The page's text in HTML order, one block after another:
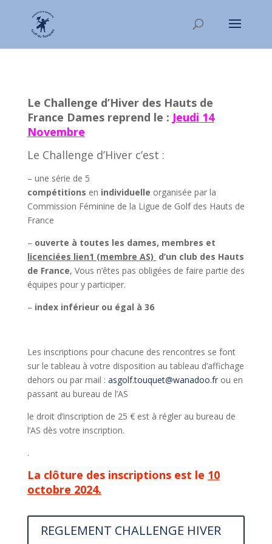
Le Challenge d’Hiver des Hauts de
France Dames reprend le : Jeudi 14
Novembre
Le Challenge d’Hiver c’est :
– une série de 5
compétitions en individuelle organisée par la
Commission Féminine de la Ligue de Golf des Hauts de
France
– ouverte à toutes les dames, membres et
licenciées lien1 (membre AS) d’un club des Hauts
de France, Vous n’êtes pas obligées de faire partie des
équipes pour y participer.
– index inférieur ou égal à 36
Les inscriptions pour chacune des rencontres se font
sur le tableau à votre disposition au tableau d’affichage
dehors ou par mail : asgolf.touquet@wanadoo.frou en
passant au bureau de l’AS
le droit d’inscription de 25 € est à régler au bureau de
l’AS dès votre inscription.
.
La clôture des inscriptions est le 10
octobre 2024.
REGLEMENT CHALLENGE HIVER